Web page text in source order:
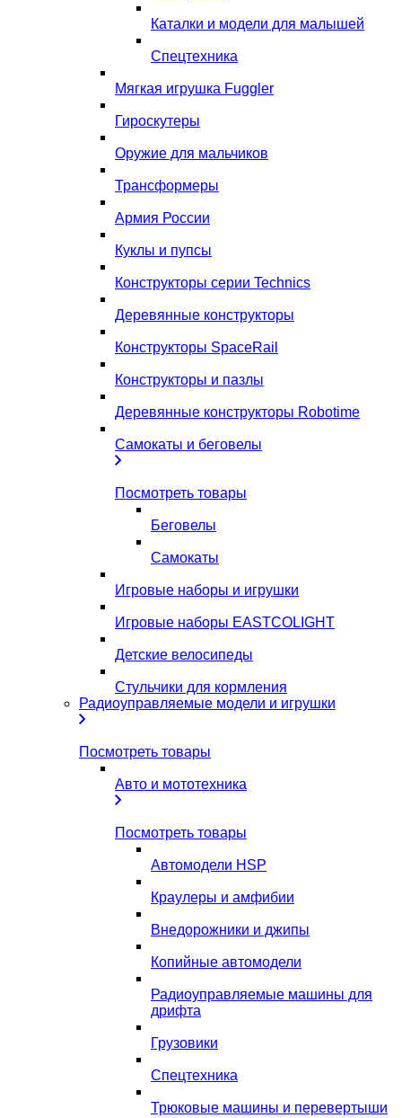
Каталки и модели для малышей
Спецтехника
Мягкая игрушка Fuggler
Гироскутеры
Оружие для мальчиков
Трансформеры
Армия России
Куклы и пупсы
Конструкторы серии Technics
Деревянные конструкторы
Конструкторы SpaceRail
Конструкторы и пазлы
Деревянные конструкторы Robotime
Самокаты и беговелы
Посмотреть товары
Беговелы
Самокаты
Игровые наборы и игрушки
Игровые наборы EASTCOLIGHT
Детские велосипеды
Стульчики для кормления
Радиоуправляемые модели и игрушки
Посмотреть товары
Авто и мототехника
Посмотреть товары
Автомодели HSP
Краулеры и амфибии
Внедорожники и джипы
Копийные автомодели
Радиоуправляемые машины для
дрифта
Грузовики
Спецтехника
Трюковые машины и перевертыши